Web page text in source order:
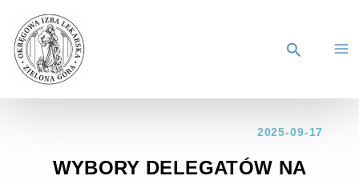
2025-09-17
WYBORY DELEGATÓW NA